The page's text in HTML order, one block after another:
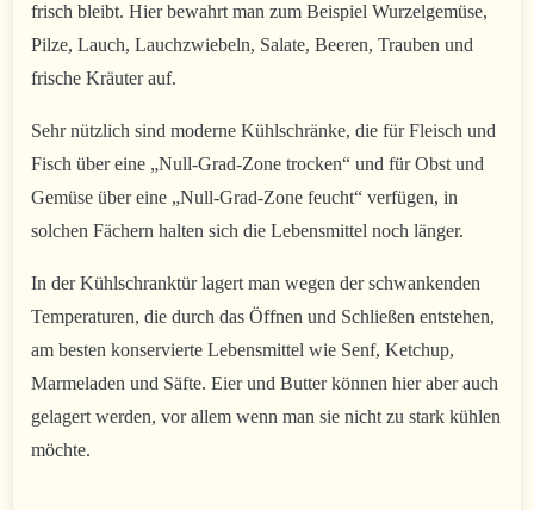
frisch bleibt. Hier bewahrt man zum Beispiel Wurzelgemüse,
Pilze, Lauch, Lauchzwiebeln, Salate, Beeren, Trauben und
frische Kräuter auf.
Sehr nützlich sind moderne Kühlschränke, die für Fleisch und
Fisch über eine „Null-Grad-Zone trocken“ und für Obst und
Gemüse über eine „Null-Grad-Zone feucht“ verfügen, in
solchen Fächern halten sich die Lebensmittel noch länger.
In der Kühlschranktür lagert man wegen der schwankenden
Temperaturen, die durch das Öffnen und Schließen entstehen,
am besten konservierte Lebensmittel wie Senf, Ketchup,
Marmeladen und Säfte. Eier und Butter können hier aber auch
gelagert werden, vor allem wenn man sie nicht zu stark kühlen
möchte.